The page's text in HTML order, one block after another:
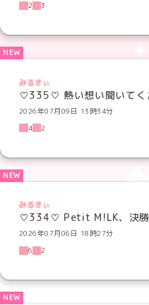
2
3
みるきぃ
♡335♡ 熱い想い聞いてく
2026年07月09日 13時34分
4
2
みるきぃ
♡334♡ Petit M!LK、決勝
2026年07月06日 18時27分
6
2